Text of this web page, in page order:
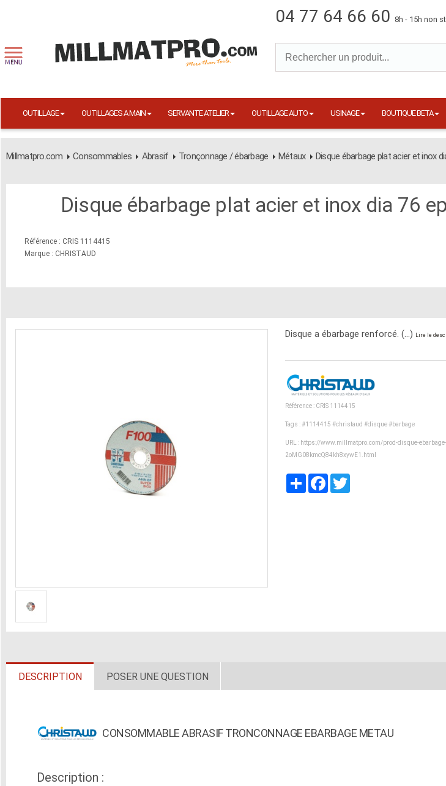
04 77 64 66 60 8h - 15h non
OUTILLAGE OUTILLAGES A MAIN SERVANTE ATELIER OUTILLAGE AUTO USINAGE BOUTIQUE BETA
Millmatpro.com Consommables Abrasif Tronçonnage / ébarbage Métaux Disque ébarbage plat acier et inox
Disque ébarbage plat acier et inox dia 76
Référence : CRIS 1114415
Marque : CHRISTAUD
Disque a ébarbage renforcé. (...) Lire le
Référence : CRIS 1114415
Tags :#1114415 #christaud #disque #barbage
URL : https://www.millmatpro.com/prod-disque-
2oMG08kmcQ84kh8xywE1.html
PartagerFacebook
DESCRIPTION POSER UNE QUESTION
CONSOMMABLE ABRASIF TRONCONNAGE EBARBAGE METAU
Description :